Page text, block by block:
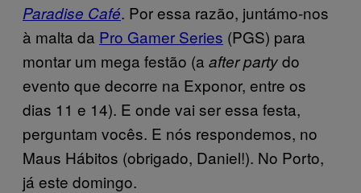
Paradise Café. Por essa razão, juntámo-nos
à malta da Pro Gamer Series (PGS) para
montar um mega festão (a after partydo
evento que decorre na Exponor, entre os
dias 11 e 14). E onde vai ser essa festa,
perguntam vocês. E nós respondemos, no
Maus Hábitos (obrigado, Daniel!). No Porto,
já este domingo.